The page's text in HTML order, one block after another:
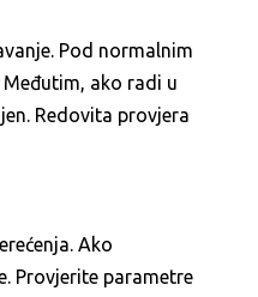
Pod normalnim
ako radi u
Redovita provjera
Ako
Provjerite parametre